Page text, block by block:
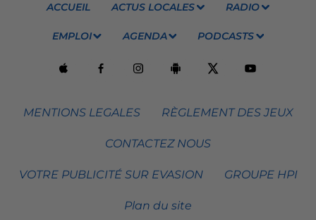
ACCUEIL ACTUS LOCALES RADIO
EMPLOI AGENDA PODCASTS
MENTIONS LEGALES RÈGLEMENT DES JEUX
CONTACTEZ NOUS
VOTRE PUBLICITÉ SUR EVASION GROUPE HPI
Plan du site